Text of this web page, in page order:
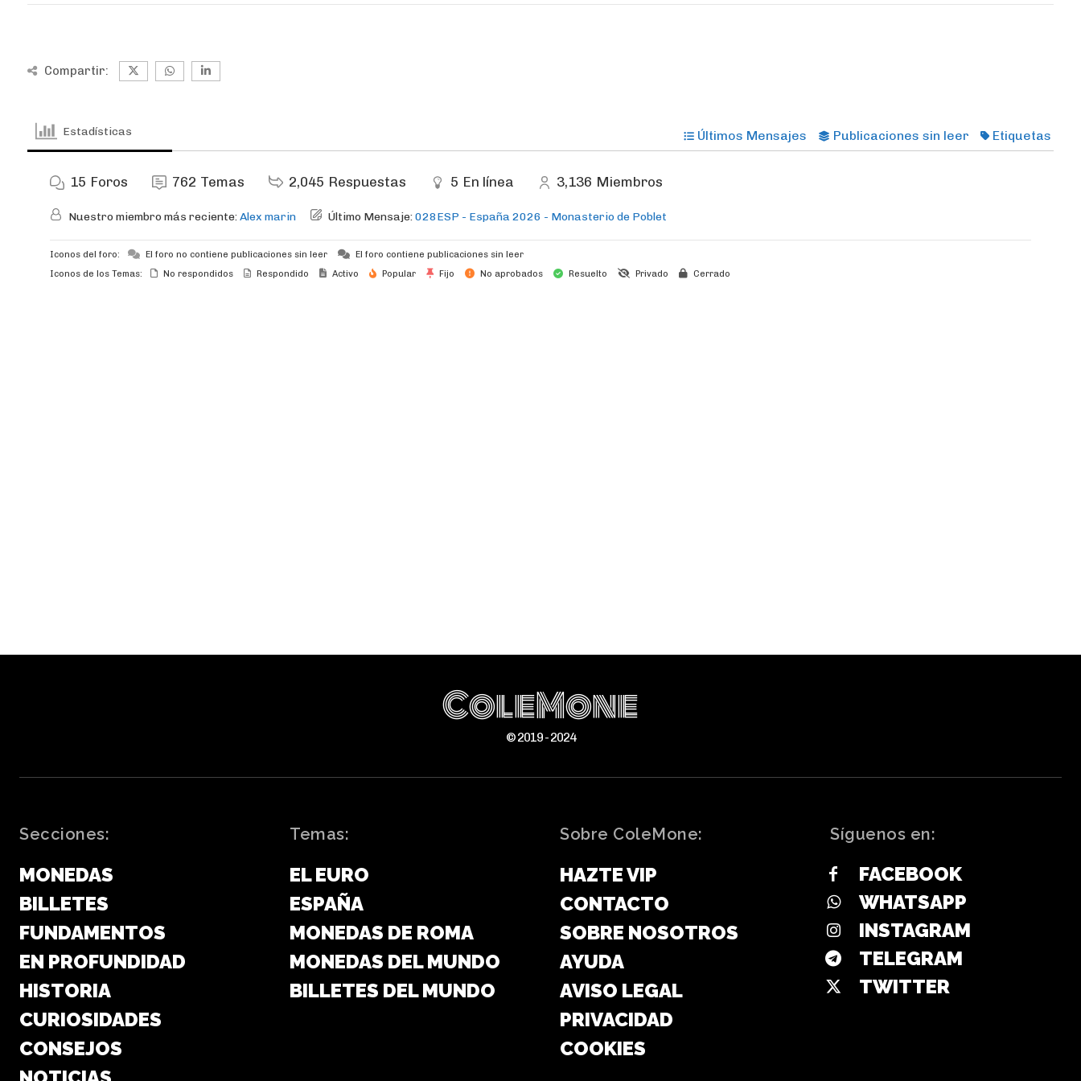
Compartir:
Estadísticas Últimos Mensajes Publicaciones sin leer Etiquetas
15 Foros 762 Temas 2,045 Respuestas 5 En línea 3,136 Miembros
Nuestro miembro más reciente:Alex marin Último Mensaje:028ESP - España 2026 - Monasterio de Poblet
Iconos del foro: El foro no contiene publicaciones sin leer
El foro contiene publicaciones sin leer
Iconos de los Temas:
No respondidos Respondido Activo Popular Fijo No aprobados Resuelto Privado Cerrado
ColeMone
© 2019 - 2024
Secciones:
MONEDAS
BILLETES
FUNDAMENTOS
EN PROFUNDIDAD
HISTORIA
CURIOSIDADES
CONSEJOS
Temas:
EL EURO
ESPAÑA
MONEDAS DE ROMA
MONEDAS DEL MUNDO
BILLETES DEL MUNDO
Sobre ColeMone:
HAZTE VIP
CONTACTO
SOBRE NOSOTROS
AYUDA
AVISO LEGAL
PRIVACIDAD
COOKIES
Síguenos en:
FACEBOOK
WHATSAPP
INSTAGRAM
TELEGRAM
TWITTER